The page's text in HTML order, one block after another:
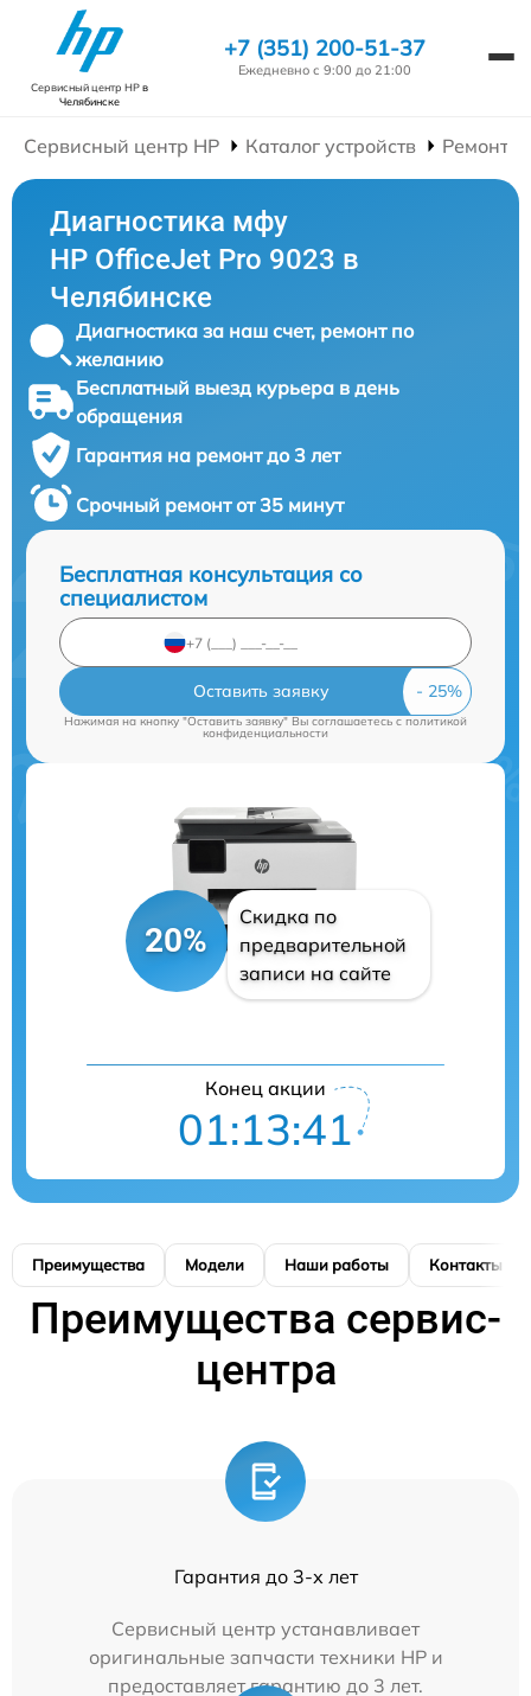
Сервисный центр HPв
Челябинске
+7 (351) 200-51-37
Ежедневно с 9:00 до 21:00
Сервисный центр HP Каталог устройств Ремонт
Диагностика мфу
HP OfficeJet Pro 9023 в
Челябинске
Диагностика за наш счет, ремонт по
желанию
Бесплатный выезд курьера в день
обращения
Гарантия на ремонт до 3 лет
Срочный ремонт от 35 минут
Бесплатная консультация со
специалистом
Оставить заявку
Нажимая на кнопку "Оставить заявку" Вы соглашаетесь cполитикой
конфиденциальности
20%
Скидка по
предварительной
записи на сайте
Конец акции
01:13:41
Преимущества Модели Наши работы Контакты
Преимущества сервис-
центра
Гарантия до 3-х лет
Сервисный центр устанавливает
оригинальные запчасти техники HP и
предоставляет гарантию до 3 лет.